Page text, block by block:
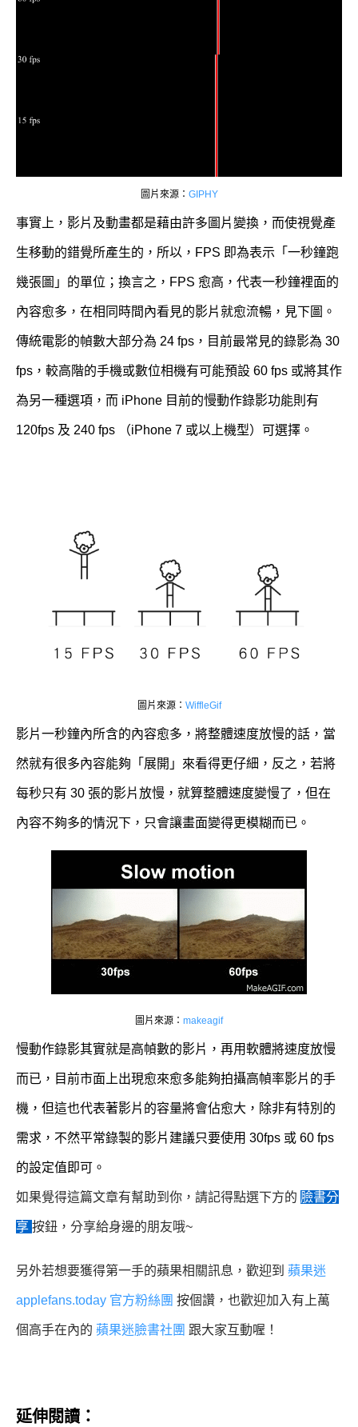
圖片來源： GIPHY
事實上，影片及動畫都是藉由許多圖片變換，而使視覺產
生移動的錯覺所產生的，所以，FPS 即為表示「一秒鐘跑
幾張圖」的單位；換言之，FPS 愈高，代表一秒鐘裡面的
內容愈多，在相同時間內看見的影片就愈流暢，見下圖。
傳統電影的幀數大部分為 24 fps，目前最常見的錄影為 30
fps，較高階的手機或數位相機有可能預設 60 fps 或將其作
為另一種選項，而 iPhone 目前的慢動作錄影功能則有
120fps 及 240 fps （iPhone 7 或以上機型）可選擇。
圖片來源： WiffleGif
影片一秒鐘內所含的內容愈多，將整體速度放慢的話，當
然就有很多內容能夠「展開」來看得更仔細，反之，若將
每秒只有 30 張的影片放慢，就算整體速度變慢了，但在
內容不夠多的情況下，只會讓畫面變得更模糊而已。
圖片來源： makeagif
慢動作錄影其實就是高幀數的影片，再用軟體將速度放慢
而已，目前市面上出現愈來愈多能夠拍攝高幀率影片的手
機，但這也代表著影片的容量將會佔愈大，除非有特別的
需求，不然平常錄製的影片建議只要使用 30fps 或 60 fps
的設定值即可。
如果覺得這篇文章有幫助到你，請記得點選下方的 臉書分
享 按鈕，分享給身邊的朋友哦~
另外若想要獲得第一手的蘋果相關訊息，歡迎到 蘋果迷
applefans.today 官方粉絲團 按個讚，也歡迎加入有上萬
個高手在內的 蘋果迷臉書社團 跟大家互動喔！
延伸閱讀：